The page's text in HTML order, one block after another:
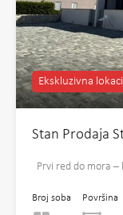
Ekskluzivna
Stan Prodaja
Prvi red do mora –
Broj soba Površina